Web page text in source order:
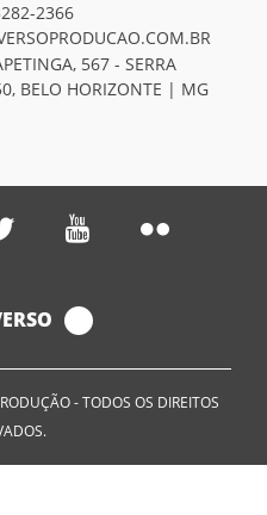
2366
567 - SERRA
BELO HORIZONTE | MG
- TODOS OS DIREITOS